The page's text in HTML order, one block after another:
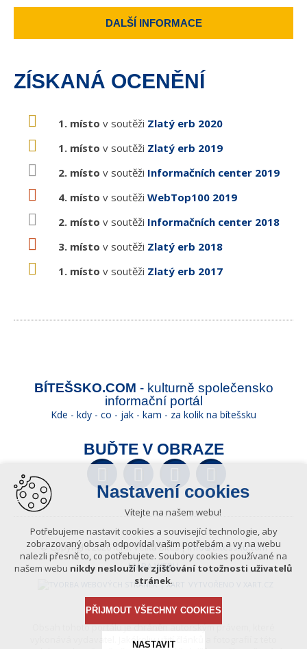
DALŠÍ INFORMACE
ZÍSKANÁ OCENĚNÍ
1. místo v soutěži Zlatý erb 2020
1. místo v soutěži Zlatý erb 2019
2. místo v soutěži Informačních center 2019
4. místo v soutěži WebTop100 2019
2. místo v soutěži Informačních center 2018
3. místo v soutěži Zlatý erb 2018
1. místo v soutěži Zlatý erb 2017
BÍTEŠSKO.COM - kulturně společensko
informační portál
Kde - kdy - co - jak - kam - za kolik na bítešsku
BUĎTE V OBRAZE
© Copyright 2026 ICKK Velká Bíteš |info@bitessko.com
MAPA WEBU
Obsah tohoto portálu je chráněn autorským právem, které
vykonává vydavatel. Jakékoliv užití článků a fotografií z této
Nastavení cookies
Vítejte na našem webu!
Potřebujeme nastavit cookies a související technologie, aby
zobrazovaný obsah odpovídal vašim potřebám a vy na webu
nalezli přesně to, co potřebujete. Soubory cookies používané na
našem webu nikdy neslouží ke zjišťování totožnosti uživatelů
stránek.
PŘIJMOUT VŠECHNY COOKIES
NASTAVIT